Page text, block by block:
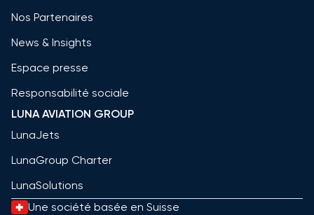
Nos Partenaires
News & Insights
Espace presse
Responsabilité sociale
LUNA AVIATION GROUP
LunaJets
LunaGroup Charter
LunaSolutions
Une société basée en Suisse